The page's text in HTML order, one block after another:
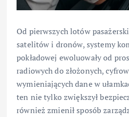
Od pierwszych lotów
satelitów i dronów, systemy
pokładowej ewoluowały od
radiowych do złożonych,
wymieniających dane w
ten nie tylko zwiększył
również zmienił sposób